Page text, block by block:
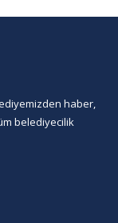
haber,
belediyecilik